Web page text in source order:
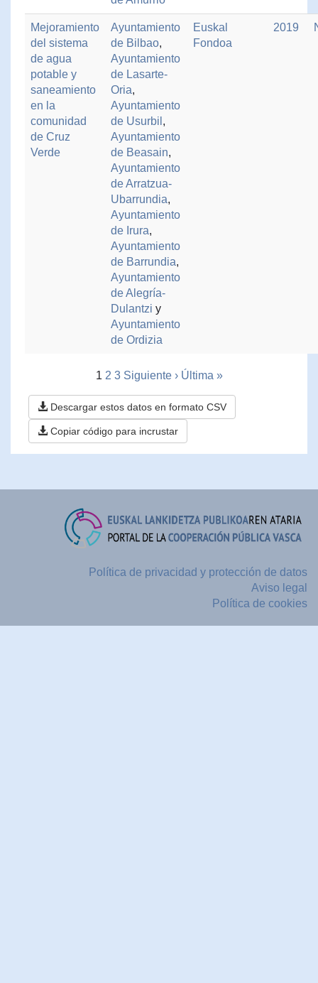
Mejoramiento
del sistema
de agua
potable y
saneamiento
en la
comunidad
de Cruz
Verde
Ayuntamiento
de Bilbao,
Ayuntamiento
de Lasarte-
Oria,
Ayuntamiento
de Usurbil ,
Ayuntamiento
de Beasain,
Ayuntamiento
de Arratzua-
Ubarrundia,
Ayuntamiento
de Irura,
Ayuntamiento
de Barrundia,
Ayuntamiento
de Alegría-
Dulantzi y
Ayuntamiento
de Ordizia
Euskal
Fondoa
2019
1 2 3 Siguiente › Última »
Descargar estos datos en formato CSV
Copiar código para incrustar
Política de privacidad y protección de datos
Aviso legal
Política de cookies